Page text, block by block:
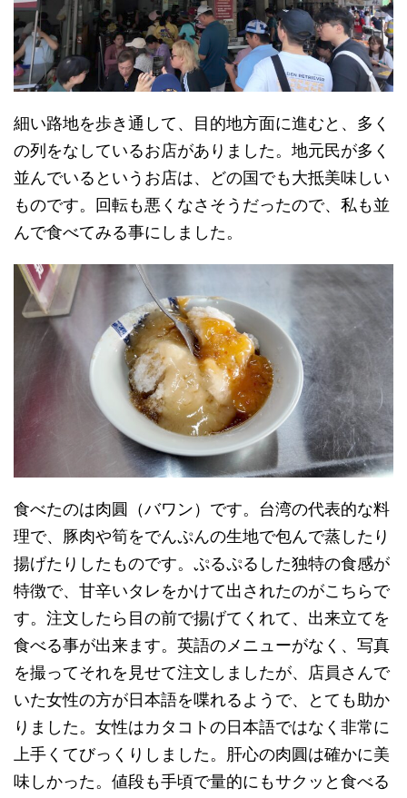
細い路地を歩き通して、目的地方面に進むと、多く
の列をなしているお店がありました。地元民が多く
並んでいるというお店は、どの国でも大抵美味しい
ものです。回転も悪くなさそうだったので、私も並
んで食べてみる事にしました。
食べたのは肉圓（バワン）です。台湾の代表的な料
理で、豚肉や筍をでんぷんの生地で包んで蒸したり
揚げたりしたものです。ぷるぷるした独特の食感が
特徴で、甘辛いタレをかけて出されたのがこちらで
す。注文したら目の前で揚げてくれて、出来立てを
食べる事が出来ます。英語のメニューがなく、写真
を撮ってそれを見せて注文しましたが、店員さんで
いた女性の方が日本語を喋れるようで、とても助か
りました。女性はカタコトの日本語ではなく非常に
上手くてびっくりしました。肝心の肉圓は確かに美
味しかった。値段も手頃で量的にもサクッと食べる